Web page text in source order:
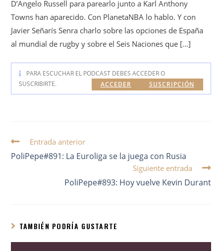
D’Angelo Russell para parearlo junto a Karl Anthony
Towns han aparecido. Con PlanetaNBA lo hablo. Y con
Javier Señarís Senra charlo sobre las opciones de España
al mundial de rugby y sobre el Seis Naciones que […]
PARA ESCUCHAR EL PODCAST DEBES ACCEDER O
SUSCRIBIRTE.
SUSCRIPCIÓN
ACCEDER
Entrada anterior
PoliPepe#891: La Euroliga se la juega con Rusia
Siguiente entrada
PoliPepe#893: Hoy vuelve Kevin Durant
TAMBIÉN PODRÍA GUSTARTE